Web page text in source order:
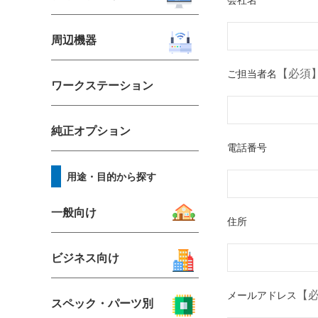
周辺機器
ワークステーション
純正オプション
用途・目的から探す
一般向け
ビジネス向け
スペック・パーツ別
ご担当者名 【必須】
電話番号
住所
メールアドレス 【